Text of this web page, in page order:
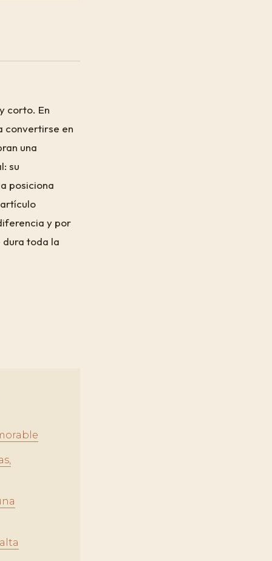
corto. En
convertirse en
una
su
posiciona
y por
toda la